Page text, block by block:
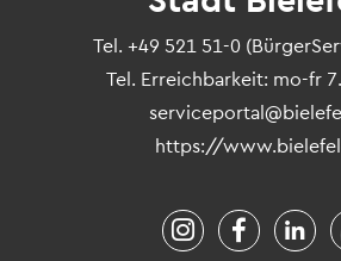
Tel. +49 521 51-0
Tel. Erreichbarkeit: mo-fr
https://